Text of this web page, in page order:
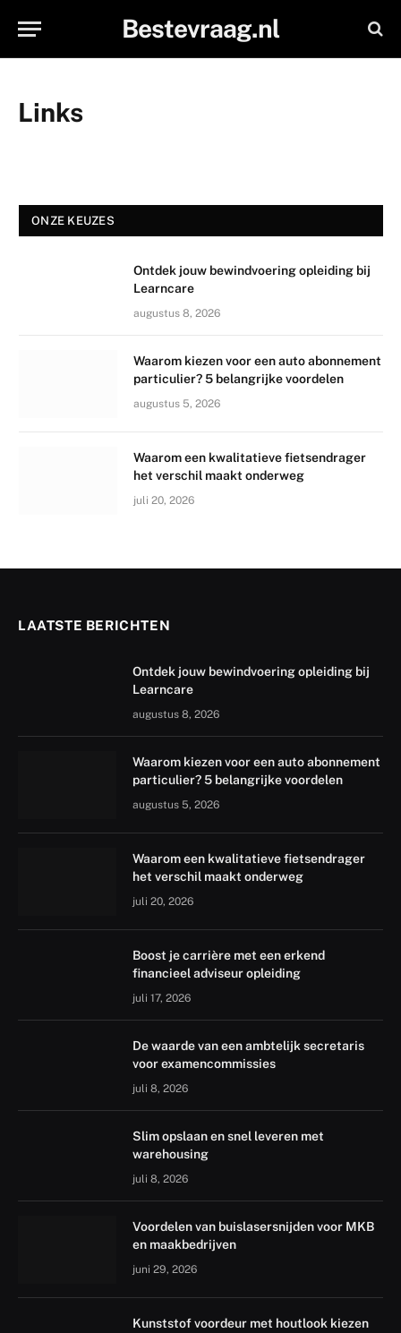
Bestevraag.nl
Links
ONZE KEUZES
Ontdek jouw bewindvoering opleiding bij
Learncare
augustus 8, 2026
Waarom kiezen voor een auto abonnement
particulier? 5 belangrijke voordelen
augustus 5, 2026
Waarom een kwalitatieve fietsendrager
het verschil maakt onderweg
juli 20, 2026
LAATSTE BERICHTEN
Ontdek jouw bewindvoering opleiding bij
Learncare
augustus 8, 2026
Waarom kiezen voor een auto abonnement
particulier? 5 belangrijke voordelen
augustus 5, 2026
Waarom een kwalitatieve fietsendrager
het verschil maakt onderweg
juli 20, 2026
Boost je carrière met een erkend
financieel adviseur opleiding
juli 17, 2026
De waarde van een ambtelijk secretaris
voor examencommissies
juli 8, 2026
Slim opslaan en snel leveren met
warehousing
juli 8, 2026
Voordelen van buislasersnijden voor MKB
en maakbedrijven
juni 29, 2026
Kunststof voordeur met houtlook kiezen